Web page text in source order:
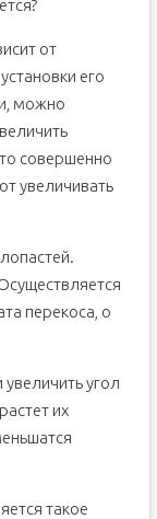
от
его
можно
совершенно
увеличивать
перекоса, о
угол
их
такое